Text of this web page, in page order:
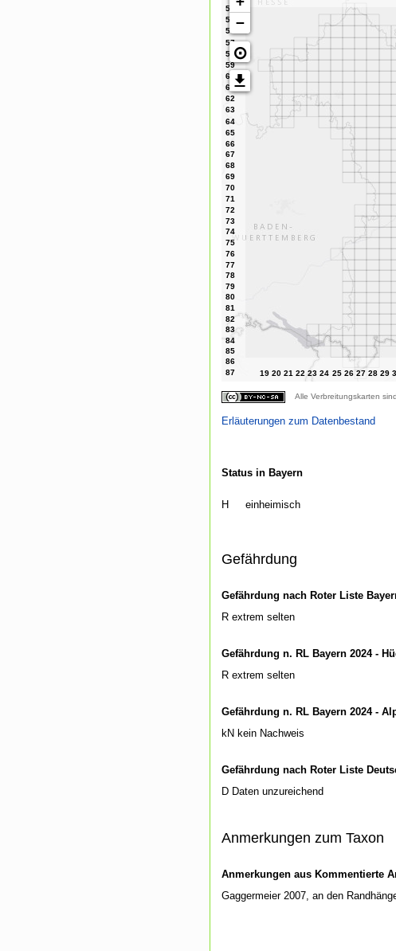
−
⊙
Alle Verbreitungskarten
Erläuterungen zum Datenbestand
Status in Bayern
H einheimisch
Gefährdung
Gefährdung nach Roter Liste
R extrem selten
Gefährdung n. RL Bayern 2024 -
R extrem selten
Gefährdung n. RL Bayern 2024 -
kN kein Nachweis
Gefährdung nach Roter Liste
D Daten unzureichend
Anmerkungen zum Taxon
Anmerkungen aus Kommentierte
Gaggermeier 2007, an den